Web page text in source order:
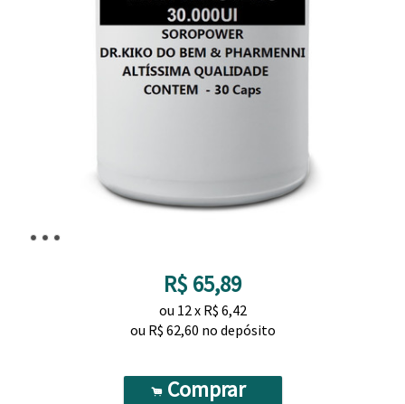
R$ 65,89
ou 12x R$ 6,42
ou R$ 62,60 no depósito
. Comprar